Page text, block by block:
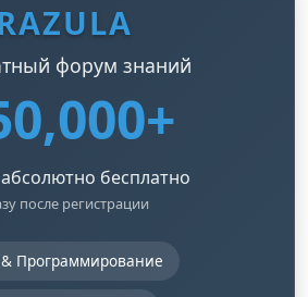
форум знаний
бесплатно
после регистрации
Программирование